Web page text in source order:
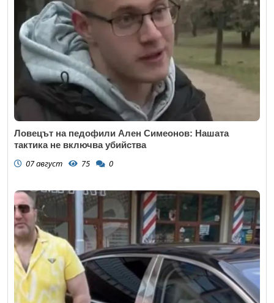
Ловецът на педофили Ален Симеонов: Нашата
тактика не включва убийства
07 август 75 0